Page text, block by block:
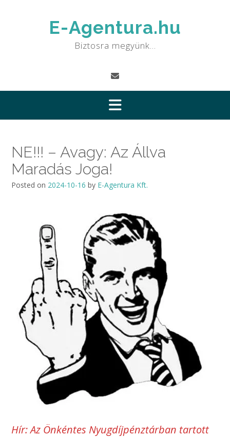
E-Agentura.hu
Biztosra megyünk…
NE!!! – Avagy: Az Állva
Maradás Joga!
Posted on 2024-10-16 by E-Agentura Kft.
Hír: Az Önkéntes Nyugdíjpénztárban tartott